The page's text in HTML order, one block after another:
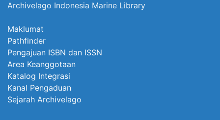
Archivelago Indonesia Marine Library
Maklumat
Pathfinder
Pengajuan ISBN dan ISSN
Area Keanggotaan
Katalog Integrasi
Kanal Pengaduan
Sejarah Archivelago